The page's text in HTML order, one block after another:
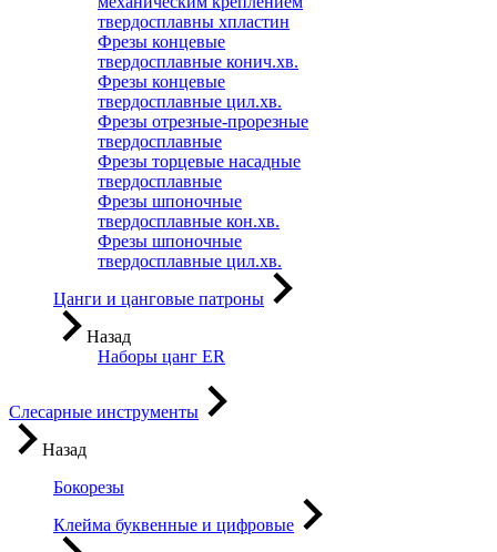
твердосплавны хпластин
Фрезы концевые
твердосплавные конич.хв.
Фрезы концевые
твердосплавные цил.хв.
Фрезы отрезные-прорезные
твердосплавные
Фрезы торцевые насадные
твердосплавные
Фрезы шпоночные
твердосплавные кон.хв.
Фрезы шпоночные
твердосплавные цил.хв.
Цанги и цанговые патроны
Назад
Наборы цанг ER
Слесарные инструменты
Назад
Бокорезы
Клейма буквенные и цифровые